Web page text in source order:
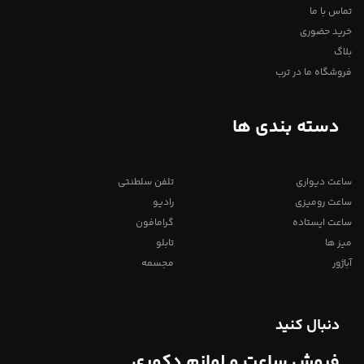
تماس با ما
خرید حضوری
بلاگ
فروشگاه ما در ترب
دسته بندی ها
ساعت دیواری
ساعت رومیزی
ساعت ایستاده
میز ها
آباژور
تلفن سلطنتی
رادیو
گرامافون
تابلو
مجسمه
دنبال کنید